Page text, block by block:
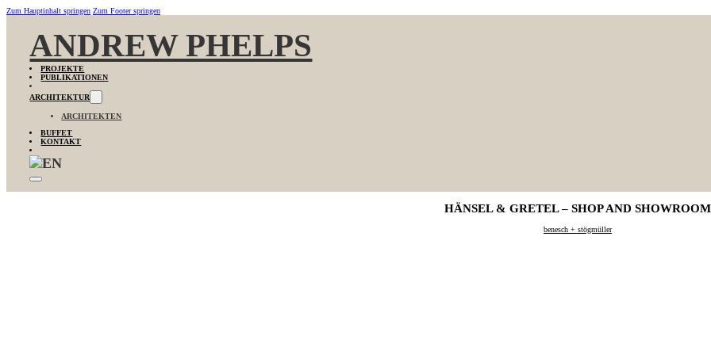
Zum Hauptinhalt springen Zum Footer springen
ANDREW PHELPS
PROJEKTE
PUBLIKATIONEN
ARCHITEKTUR
ARCHITEKTEN
BUFFET
KONTAKT
HÄNSEL & GRETEL – SHOP AND SHOWROOM
benesch + stögmüller